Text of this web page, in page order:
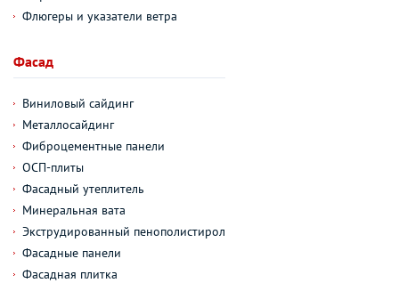
Флюгеры и указатели ветра
Фасад
Виниловый сайдинг
Металлосайдинг
Фиброцементные панели
ОСП-плиты
Фасадный утеплитель
Минеральная вата
Экструдированный пенополистирол
Фасадные панели
Фасадная плитка